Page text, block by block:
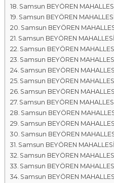
Samsun BEYÖREN
Samsun BEYÖREN
Samsun BEYÖREN
Samsun BEYÖREN
Samsun BEYÖREN
Samsun BEYÖREN
Samsun BEYÖREN
Samsun BEYÖREN
Samsun BEYÖREN
Samsun BEYÖREN
Samsun BEYÖREN
Samsun BEYÖREN
Samsun BEYÖREN
Samsun BEYÖREN
Samsun BEYÖREN
Samsun BEYÖREN
Samsun BEYÖREN